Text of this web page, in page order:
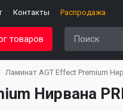
Контакты Распродажа
товаров
Ламинат AGT Effect Premium
Нирвана